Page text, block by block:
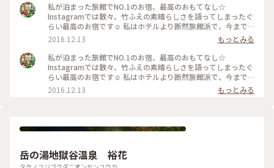
私が泊まった旅館でNO.1のお宿、最高のおもてなし☆
Instagramでは散々、竹ふえの素晴らしさを語ってしまったぐ
らい最高のお宿です☺︎ 私はホテルより断然旅館派で、今まで
色んな旅館に泊まってきましたが、ここがNo. 1でした🌟 おも
てなし、温泉、料理、雰囲気、サービスどれをとっても五つ星
です（´-`） 四千坪にわずか12部屋。 部屋にも素敵な温泉つ
きですが、外にも最高の露天風呂があります。 館内ではアイス
食べ放題、このあいすも竹ふえと牧場が共同開発している、こ
こでしか食べられないアイス。 何種類も味があるので、全て
食べたら胃がおかしくなりました(＞人＜;) そしてラムネ、ビ
れます。最高のお宿。 ぜひぜひみなさまにもいってほしいで
2016.12.13
もっとみる
私が泊まった旅館でNO.1のお宿、最高のおもてなし☆
Instagramでは散々、竹ふえの素晴らしさを語ってしまったぐ
らい最高のお宿です☺︎ 私はホテルより断然旅館派で、今まで
色んな旅館に泊まってきましたが、ここがNo. 1でした🌟 おも
てなし、温泉、料理、雰囲気、サービスどれをとっても五つ星
食べ放題、このあいすも竹ふえと牧場が共同開発している、こ
ール、珈琲飲み放題。 夜には演奏家がきてコンサートまで。
さすが千原ジュニアさんと吉川ひなのちゃんが 大絶賛された
2016.12.13 もっとみる
岳の湯地獄谷温泉 裕花
タケノユジゴクダニオンセンユウカ